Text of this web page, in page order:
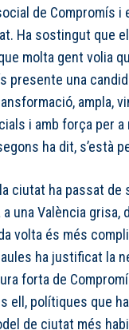
de Compromís i
Ha sostingut que
molta gent volia
presente una
ampla,
i amb força per a
ha dit, s’està
ciutat ha passat de
una València grisa,
volta és més
ha justificat la
forta de
ell, polítiques que
de ciutat més